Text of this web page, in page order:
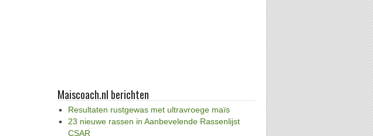
Maiscoach.nl berichten
Resultaten rustgewas met ultravroege maïs
23 nieuwe rassen in Aanbevelende Rassenlijst
CSAR